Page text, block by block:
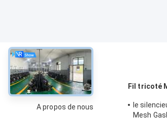
À propos
A propos de nous
Fil tricoté
le
Mesh